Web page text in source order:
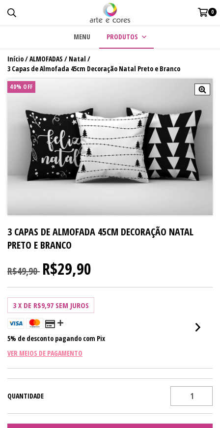
0
MENU PRODUTOS
Início/ALMOFADAS / Natal /
3 Capas de Almofada 45cm Decoração Natal Preto e Branco
40% OFF
3 CAPAS DE ALMOFADA 45CM DECORAÇÃO NATAL
PRETO E BRANCO
R$49,90 R$29,90
3 X DE R$9,97 SEM JUROS
5% de desconto pagando com Pix
VER MEIOS DE PAGAMENTO
QUANTIDADE